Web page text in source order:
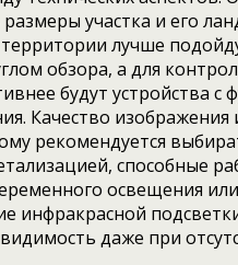
участка и его
лучше
обзора, а для
будут устройства с
Качество
рекомендуется
способные
освещения
инфракрасной
даже при